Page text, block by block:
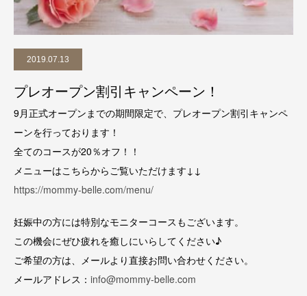
2019.07.13
プレオープン割引キャンペーン！
9月正式オープンまでの期間限定で、プレオープン割引キャンペ
ーンを行っております！
全てのコースが20％オフ！！
メニューはこちらからご覧いただけます↓↓
https://mommy-belle.com/menu/
妊娠中の方には特別なモニターコースもございます。
この機会にぜひ疲れを癒しにいらしてください♪
ご希望の方は、メールより直接お問い合わせください。
メールアドレス： info@mommy-belle.com